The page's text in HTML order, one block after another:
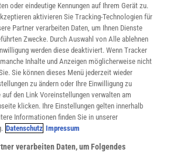
SPEKTRUM SHOP
.de-Newsletter abonnieren
JETZT ANMELDEN!
oder eindeutige Kennungen auf Ihrem Gerät zu.
aktivieren Sie Tracking-Technologien für
Partner verarbeiten Daten, um Ihnen Dienste
Zwecke. Durch Auswahl von Alle ablehnen
werden diese deaktiviert. Wenn Tracker
Inhalte und Anzeigen möglicherweise nicht
Sie können dieses Menü jederzeit wieder
zu ändern oder Ihre Einwilligung zu
den Link Voreinstellungen verwalten am
klicken. Ihre Einstellungen gelten innerhalb
Informationen finden Sie in unserer
Datenschutz Impressum
verarbeiten Daten, um Folgendes